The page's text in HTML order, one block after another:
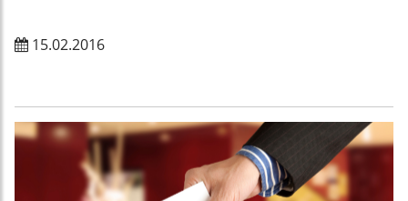
15.02.2016